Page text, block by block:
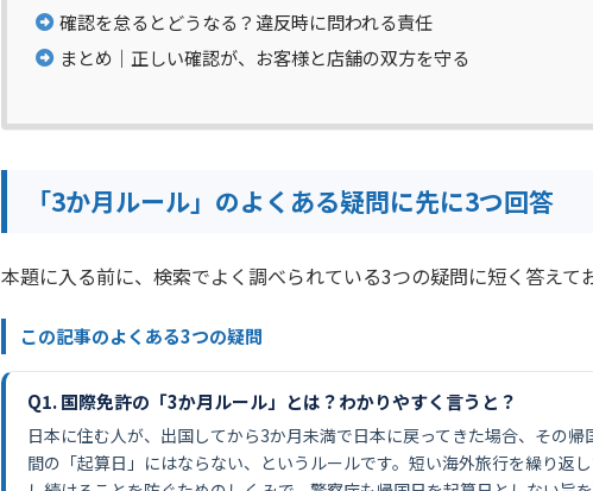
確認を怠るとどうなる？違反時に問われる責任
まとめ｜正しい確認が、お客様と店舗の双方を守る
「3か月ルール」のよくある疑問に先に3つ回答
本題に入る前に、検索でよく調べられている3つの疑問に短く答えて
この記事のよくある3つの疑問
Q1. 国際免許の「3か月ルール」とは？わかりやすく言うと？
日本に住む人が、出国してから3か月未満で日本に戻ってきた場合、その
間の「起算日」にはならない、というルールです。短い海外旅行を繰り返